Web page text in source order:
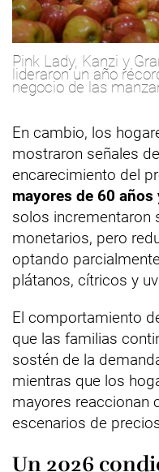
Pink Lady, Kanzi y
lideraron un año
negocio de las
En cambio, los
mostraron señales
encarecimiento del
mayores de 60
solos incrementaron
monetarios, pero
optando
plátanos, cítricos y
El comportamiento
que las familias
sostén de la
mientras que los
mayores reaccionan
escenarios de
Un 2026